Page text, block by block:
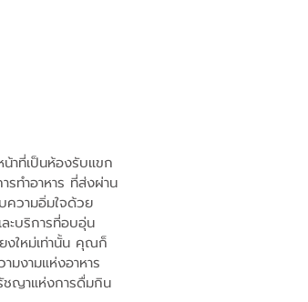
าที่เป็นห้องรับแขก
รทำอาหาร ที่ส่งผ่าน
ความอิ่มใจด้วย
ะบริการที่อบอุ่น
งใหม่เท่านั้น คุณก็
งามแห่งอาหาร
ชญาแห่งการดื่มกิน